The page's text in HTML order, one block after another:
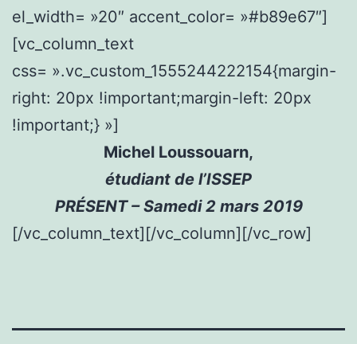
el_width= »20″ accent_color= »#b89e67″]
[vc_column_text
css= ».vc_custom_1555244222154{margin-
right: 20px !important;margin-left: 20px
!important;} »]
Michel Loussouarn,
étudiant de l’ISSEP
PRÉSENT – Samedi 2 mars 2019
[/vc_column_text][/vc_column][/vc_row]